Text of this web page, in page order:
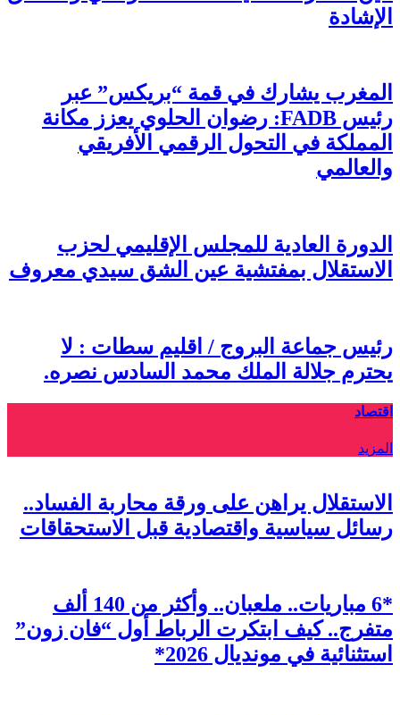
الإشادة
المغرب يشارك في قمة “بريكس” عبر
رئيس FADB: رضوان الحلوي يعزز مكانة
المملكة في التحول الرقمي الأفريقي
والعالمي
الدورة العادية للمجلس الإقليمي لحزب
الاستقلال بمفتشية عين الشق سيدي معروف
رئيس جماعة البروج / اقليم سطات : لا
يحترم جلالة الملك محمد السادس نصره.
اقتصاد
المزيد
الاستقلال يراهن على ورقة محاربة الفساد..
رسائل سياسية واقتصادية قبل الاستحقاقات
*6 مباريات.. ملعبان.. وأكثر من 140 ألف
متفرج.. كيف ابتكرت الرباط أول “فان زون”
استثنائية في مونديال 2026*